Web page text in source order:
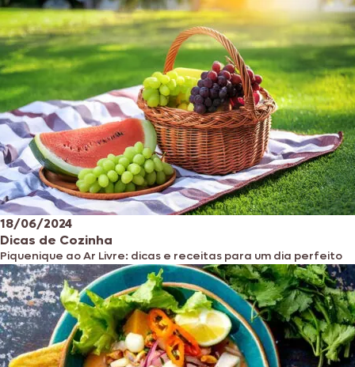
18/06/2024
Dicas de Cozinha
Piquenique ao Ar Livre: dicas e receitas para um dia perfeito